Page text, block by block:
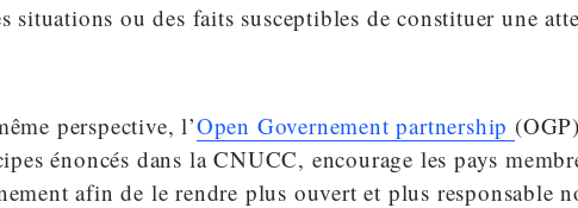
situations ou des faits susceptibles de constituer une
perspective, l’Open Governement partnership
énoncés dans la CNUCC, encourage les pays
afin de le rendre plus ouvert et plus responsable